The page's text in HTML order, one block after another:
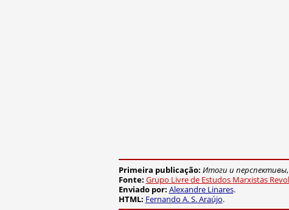
Primeira publicação: Итоги и перспективы
Fonte: Grupo Livre de Estudos Marxistas
Enviado por: Alexandre Linares.
HTML: Fernando A. S. Araújo.